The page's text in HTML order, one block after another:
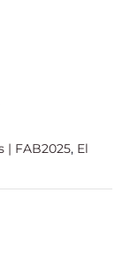
| FAB2025, El